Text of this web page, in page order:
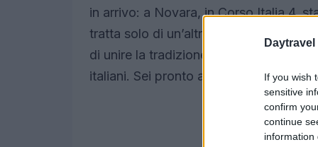
Daytravel
If you wish
sensitive
confirm
continue
information
in arrivo: a Novara, in Corso Italia 4,
tratta solo di un’altra hamburgeria,
di unire la tradizione americana con
italiani. Sei pronto a scoprire un